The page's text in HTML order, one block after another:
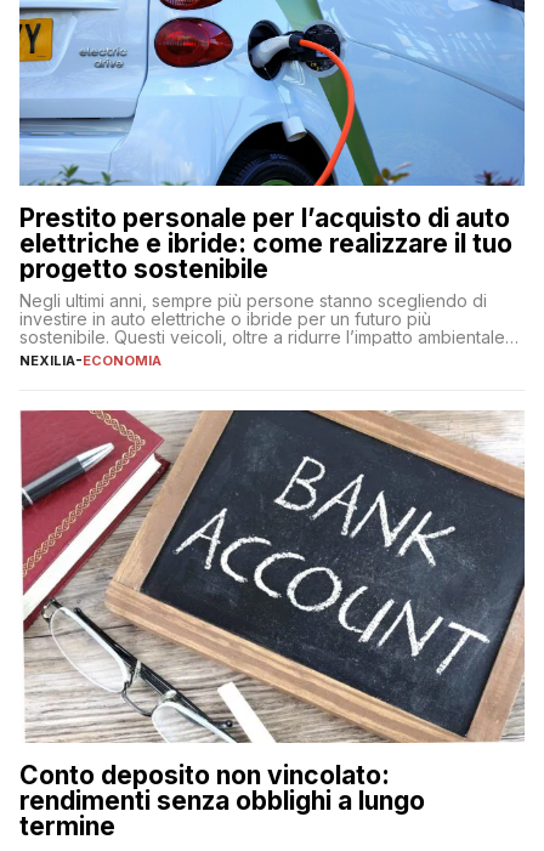
Prestito personale per l’acquisto di auto
elettriche e ibride: come realizzare il tuo
progetto sostenibile
Negli ultimi anni, sempre più persone stanno scegliendo di
investire in auto elettriche o ibride per un futuro più
sostenibile. Questi veicoli, oltre a ridurre l’impatto ambientale,
offrono vantaggi economici a lungo termine, come minori costi
fare se non […]
NEXILIA-ECONOMIA
Conto deposito non vincolato:
rendimenti senza obblighi a lungo
termine